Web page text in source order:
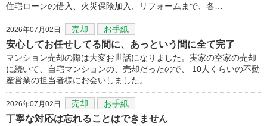
住宅ローンの借入、火災保険加入、リフォームまで、各…
2026年07月02日 売却 お手紙
安心してお任せしてる間に、あっという間に全て完了
マンション売却の際は大変お世話になりました。実家の空家の売却
に続いて、自宅マンションの、売却だったので、 10人くらいの不動
産営業の担当者様にお会いしました。
2026年07月02日 売却 お手紙
丁寧な対応は忘れることはできません